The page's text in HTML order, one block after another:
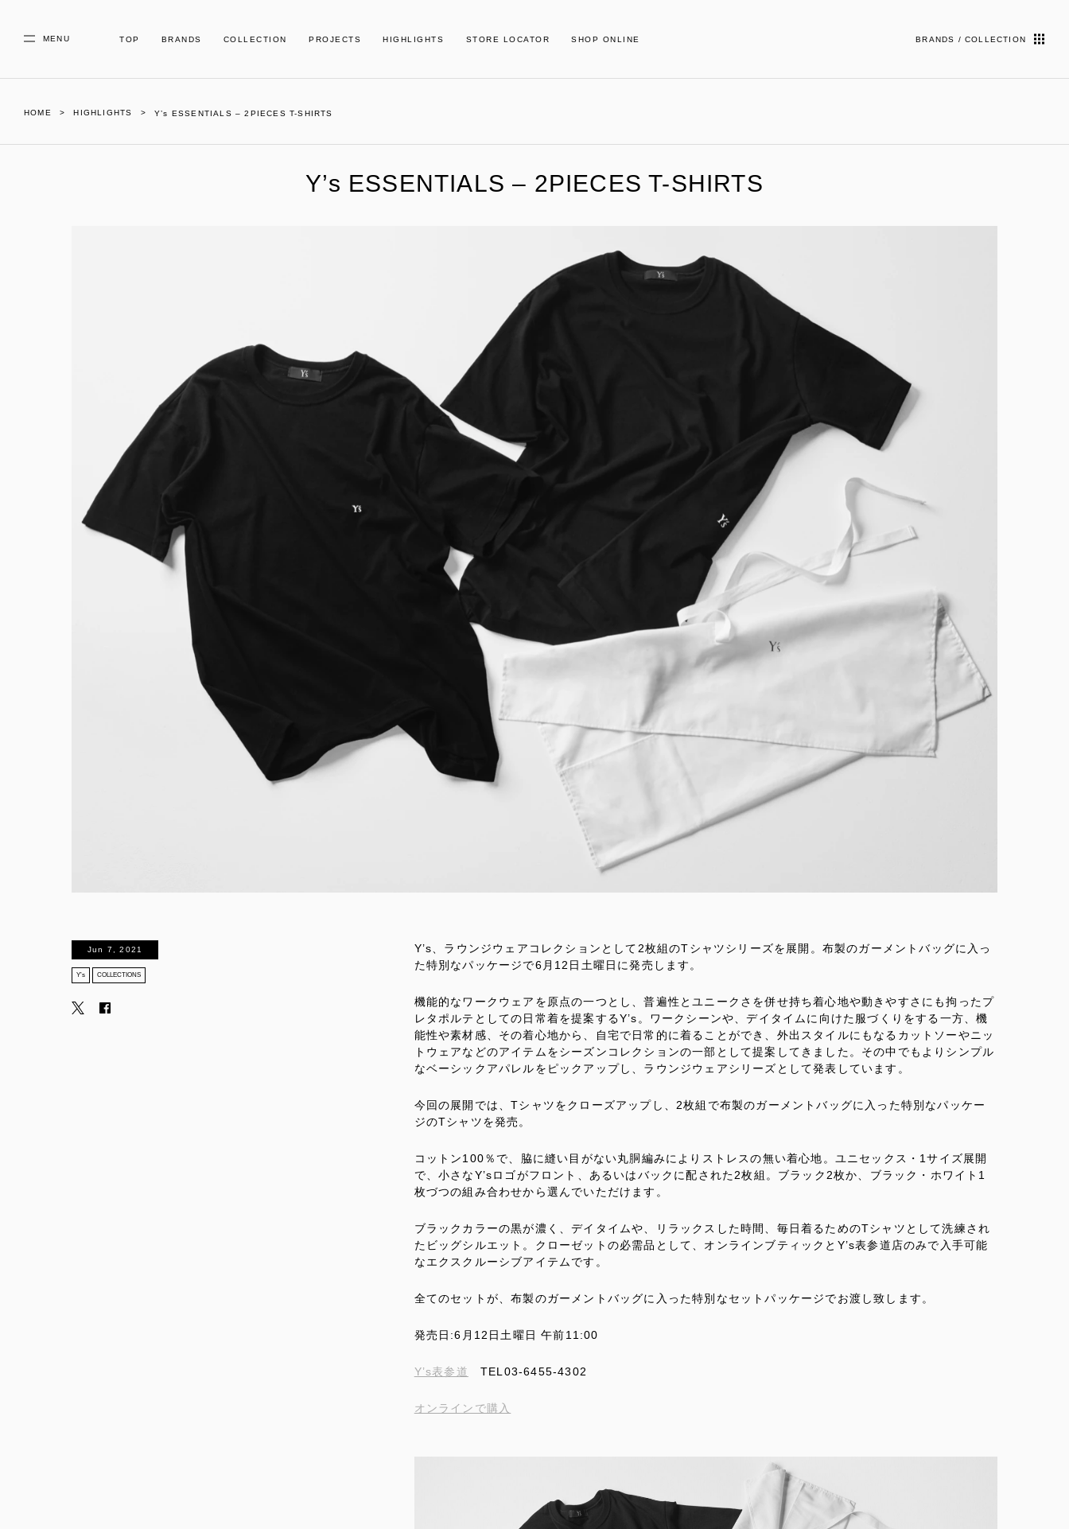
MENU TOP BRANDS COLLECTION PROJECTS HIGHLIGHTS STORE LOCATOR SHOP ONLINE BRANDS / COLLECTION
HOME HIGHLIGHTS Y’s ESSENTIALS – 2PIECES T-SHIRTS
Y’s ESSENTIALS – 2PIECES T-SHIRTS
Y’s、ラウンジウェアコレクションとして2枚組のTシャツシリーズを展開。布製のガーメントバッグに入っ
た特別なパッケージで6月12日土曜日に発売します。
機能的なワークウェアを原点の一つとし、普遍性とユニークさを併せ持ち着心地や動きやすさにも拘ったプ
レタポルテとしての日常着を提案するY’s。ワークシーンや、デイタイムに向けた服づくりをする一方、機
能性や素材感、その着心地から、自宅で日常的に着ることができ、外出スタイルにもなるカットソーやニッ
トウェアなどのアイテムをシーズンコレクションの一部として提案してきました。その中でもよりシンプル
なベーシックアパレルをピックアップし、ラウンジウェアシリーズとして発表しています。
今回の展開では、Tシャツをクローズアップし、2枚組で布製のガーメントバッグに入った特別なパッケー
ジのTシャツを発売。
コットン100％で、脇に縫い目がない丸胴編みによりストレスの無い着心地。ユニセックス・1サイズ展開
で、小さなY’sロゴがフロント、あるいはバックに配された2枚組。ブラック2枚か、ブラック・ホワイト1
枚づつの組み合わせから選んでいただけます。
ブラックカラーの黒が濃く、デイタイムや、リラックスした時間、毎日着るためのTシャツとして洗練され
たビッグシルエット。クローゼットの必需品として、オンラインブティックとY’s表参道店のみで入手可能
なエクスクルーシブアイテムです。
全てのセットが、布製のガーメントバッグに入った特別なセットパッケージでお渡し致します。
発売日:6月12日土曜日 午前11:00
Y’s表参道 TEL03-6455-4302
オンラインで購入
Jun 7, 2021
Y’s COLLECTIONS